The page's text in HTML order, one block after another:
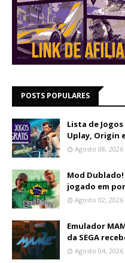
POSTS POPULARES
Lista de
Uplay, Origin
Agosto 08, 2026
Mod Dublado!
jogado em
Agosto 02, 2026
Emulador
da SEGA
Agosto 04, 2026